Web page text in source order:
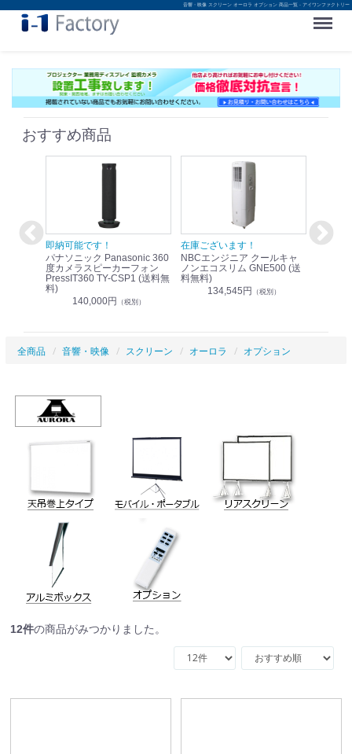
音響・映像 スクリーン オーロラ オプション 商品一覧 - アイワンファクトリー
Menu
おすすめ商品
即納可能です！
パナソニック Panasonic 360
度カメラスピーカーフォン
PressIT360 TY-CSP1 (送料無
料)
140,000円 （税別）
在庫ございます！
NBCエンジニア クールキャ
ノンエコスリム GNE500 (送
料無料)
134,545円 （税別）
即納可
全商品 音響・映像 スクリーン オーロラ オプション
12件の商品がみつかりました。